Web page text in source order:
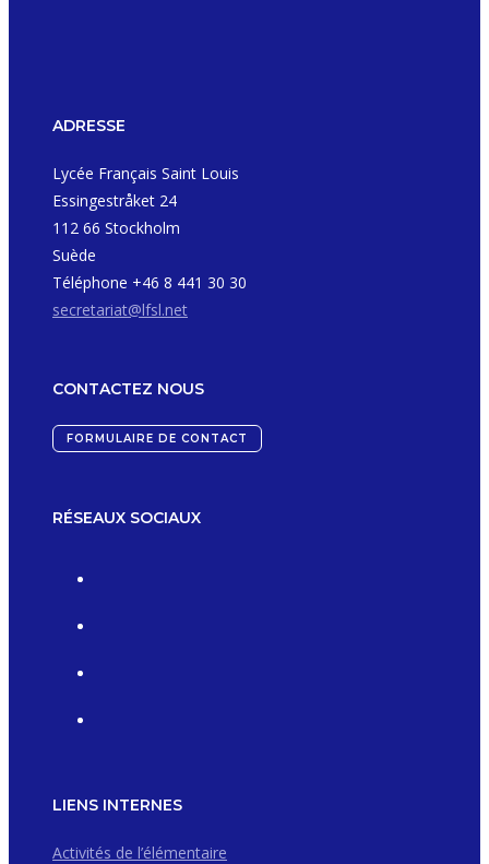
ADRESSE
Lycée Français Saint Louis
Essingestråket 24
112 66 Stockholm
Suède
Téléphone +46 8 441 30 30
secretariat@lfsl.net
CONTACTEZ NOUS
FORMULAIRE DE CONTACT
RÉSEAUX SOCIAUX
LIENS INTERNES
Activités de l’élémentaire